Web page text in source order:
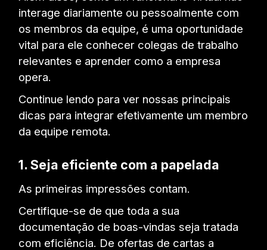
interage diariamente ou pessoalmente com
os membros da equipe, é uma oportunidade
vital para ele conhecer colegas de trabalho
relevantes e aprender como a empresa
opera.
Continue lendo para ver nossas principais
dicas para integrar efetivamente um membro
da equipe remota.
1.Seja eficiente com a papelada
As primeiras impressões contam.
Certifique-se de que toda a sua
documentação de boas-vindas seja tratada
com eficiência. De ofertas de cartas a